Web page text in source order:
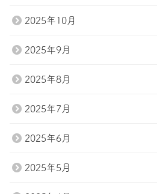
2025年10月
2025年9月
2025年8月
2025年7月
2025年6月
2025年5月